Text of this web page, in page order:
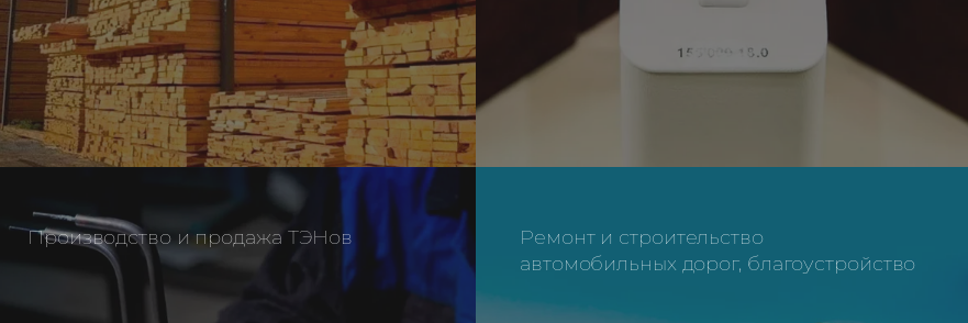
Производство и продажа ТЭНов
Ремонт и строительство
автомобильных дорог, благоустройство